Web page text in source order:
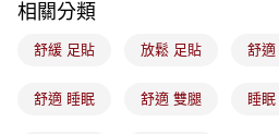
流程，驗證手機門號後，選擇欲分期的期數
3.實際核准額度、可分期數及費用金額請依
消。如遇「轉專審核」未通過狀況，表示
運送方式
全家取貨付款
每筆NT$100，滿NT$899(含以上)免
相關分類
舒緩 足貼 放鬆 足貼 舒適
舒適 睡眠 舒適 雙腿 睡